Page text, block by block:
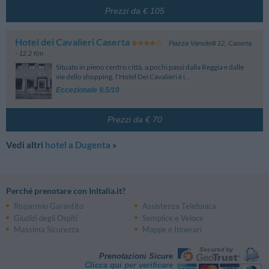
scelte. Prestare attenzione ai dettagli delle tariffe in fase di prenotazione.
Prezzi da € 105
Hotel dei Cavalieri Caserta Piazza Vanvitelli 12, Caserta
- 12.2 Km
Situato in pieno centro città, a pochi passi dalla Reggia e dalle
vie dello shopping, l'Hotel Dei Cavalieri è i...
Eccezionale 9.5/10
Prezzi da € 70
Vedi altri hotel a Dugenta »
Perché prenotare con InItalia.it?
Risparmio Garantito
Assistenza Telefonica
Giudizi degli Ospiti
Semplice e Veloce
Massima Sicurezza
Mappe e Itinerari
Prenotazioni Sicure
Clicca qui per verificare